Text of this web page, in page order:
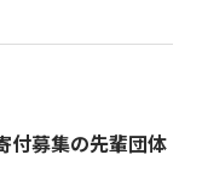
付募集の先輩団体